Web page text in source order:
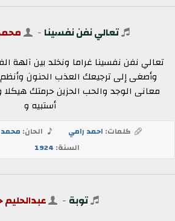
تعالي نفن نفسينا -
تعالي نفن نفسينا غراما ونخلد بين آلهة
وأصغى إلى ترجيعك العذب الحنون
معانى الوجد والحب الحزين حرمتك
أستبيه و
كلمات: احمد رامي الحان: محمد
السنة: 1924
توبة -